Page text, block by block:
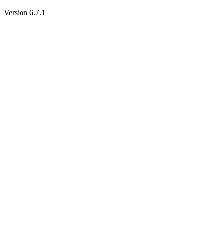
Version 6.7.1